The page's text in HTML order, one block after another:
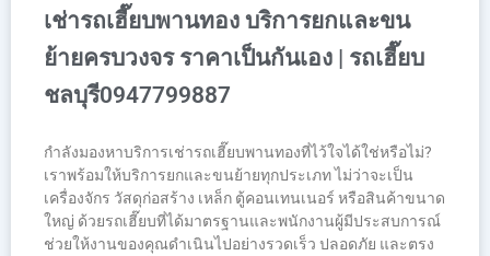
เช่ารถเฮี๊ยบพานทอง บริการยกและขน
ย้ายครบวงจร ราคาเป็นกันเอง | รถเฮี๊ยบ
ชลบุรี0947799887
กำลังมองหาบริการเช่ารถเฮี๊ยบพานทองที่ไว้ใจได้ใช่หรือไม่?
เราพร้อมให้บริการยกและขนย้ายทุกประเภท ไม่ว่าจะเป็น
เครื่องจักร วัสดุก่อสร้าง เหล็ก ตู้คอนเทนเนอร์ หรือสินค้าขนาด
ใหญ่ ด้วยรถเฮี๊ยบที่ได้มาตรฐานและพนักงานผู้มีประสบการณ์
ช่วยให้งานของคุณดำเนินไปอย่างรวดเร็ว ปลอดภัย และตรง